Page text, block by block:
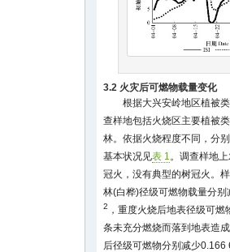
3.2 火灾后可燃物载量变化
根据大兴安岭地区植被
查样地包括火烧区主要植被
林。依据火烧程度不同，分
基本状况见表 1。调查样地
冠火，没有典型的树冠火。
林(白桦)径级可燃物载量分别
2 ，重度火烧后地表径级可
条未充分燃烧而落到地表造
后径级可燃物分别减少0.166